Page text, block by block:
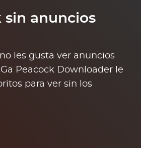
sin anuncios
les gusta ver anuncios
Peacock Downloader le
para ver sin los